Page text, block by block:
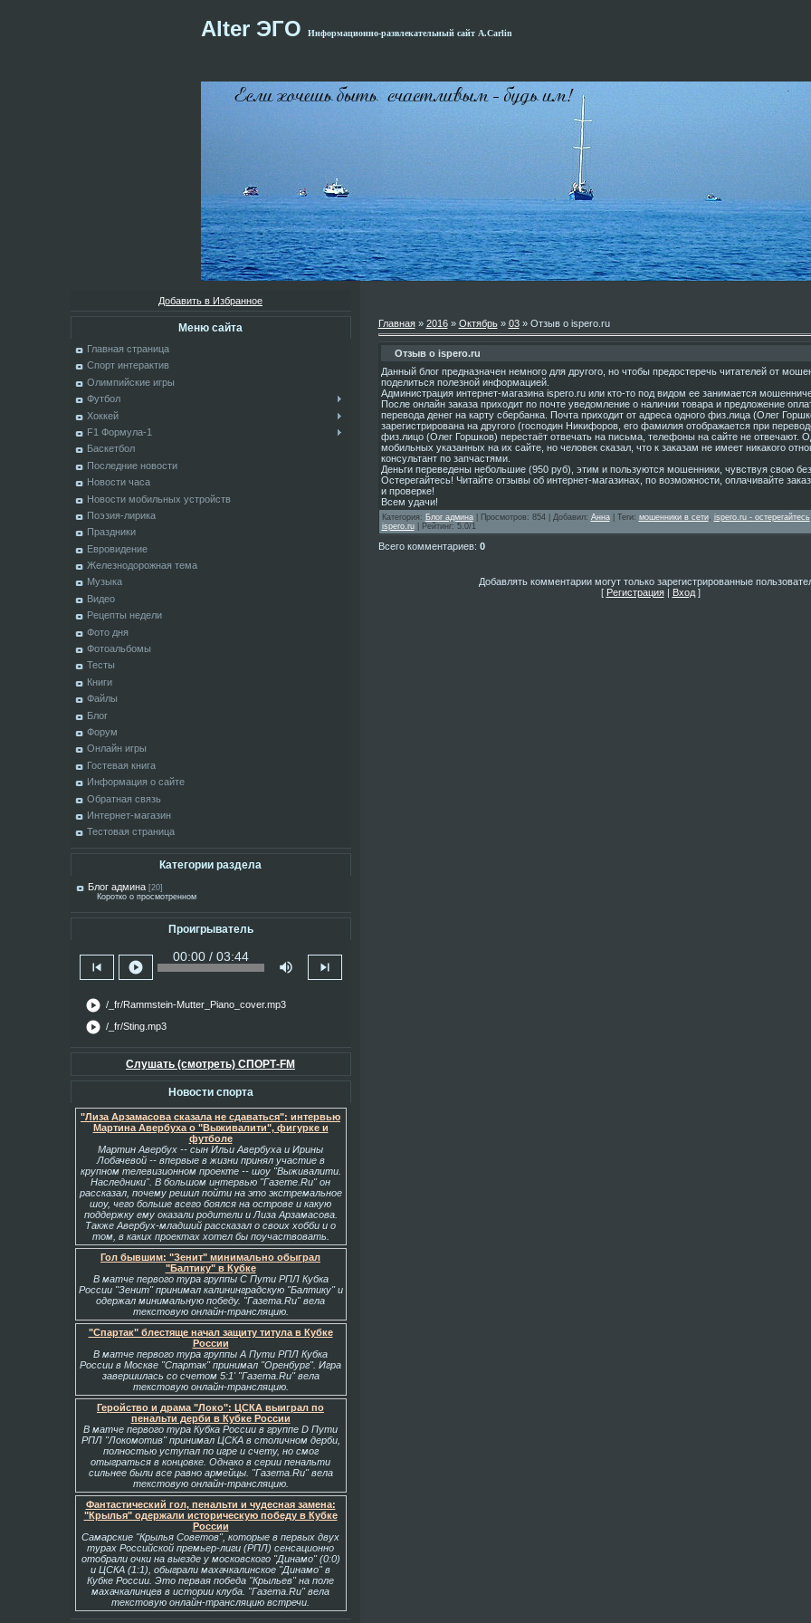
Alter ЭГО Информационно-развлекательный сайт А.Carlin
Добавить в Избранное
Меню сайта
Главная страница
Спорт интерактив
Олимпийские игры
Футбол
Хоккей
F1 Формула-1
Баскетбол
Последние новости
Новости часа
Новости мобильных устройств
Поэзия-лирика
Праздники
Евровидение
Железнодорожная тема
Музыка
Видео
Рецепты недели
Фото дня
Фотоальбомы
Тесты
Книги
Файлы
Блог
Форум
Онлайн игры
Гостевая книга
Информация о сайте
Обратная связь
Интернет-магазин
Тестовая страница
Категории раздела
Блог админа [20]
Коротко о просмотренном
Проигрыватель
skip_previous play_circle
00:00 / 03:44
volume_up skip_next
play_circle /_fr/Rammstein-Mutter_Piano_cover.mp3
play_circle /_fr/Sting.mp3
Слушать (смотреть) СПОРТ-FM
Новости спорта
"Лиза Арзамасова сказала не сдаваться": интервью
Мартина Авербуха о "Выживалити", фигурке и
футболе
Мартин Авербух -- сын Ильи Авербуха и Ирины
Лобачевой -- впервые в жизни принял участие в
крупном телевизионном проекте -- шоу "Выживалити.
Наследники". В большом интервью "Газете.Ru" он
рассказал, почему решил пойти на это экстремальное
шоу, чего больше всего боялся на острове и какую
поддержку ему оказали родители и Лиза Арзамасова.
Также Авербух-младший рассказал о своих хобби и о
том, в каких проектах хотел бы поучаствовать.
Гол бывшим: "Зенит" минимально обыграл
"Балтику" в Кубке
В матче первого тура группы С Пути РПЛ Кубка
России "Зенит" принимал калининградскую "Балтику" и
одержал минимальную победу. "Газета.Ru" вела
текстовую онлайн-трансляцию.
"Спартак" блестяще начал защиту титула в Кубке
России
В матче первого тура группы А Пути РПЛ Кубка
России в Москве "Спартак" принимал "Оренбург". Игра
завершилась со счетом 5:1' "Газета.Ru" вела
текстовую онлайн-трансляцию.
Геройство и драма "Локо": ЦСКА выиграл по
пенальти дерби в Кубке России
В матче первого тура Кубка России в группе D Пути
РПЛ "Локомотив" принимал ЦСКА в столичном дерби,
полностью уступал по игре и счету, но смог
отыграться в концовке. Однако в серии пенальти
сильнее были все равно армейцы. "Газета.Ru" вела
текстовую онлайн-трансляцию.
Фантастический гол, пенальти и чудесная замена:
"Крылья" одержали историческую победу в Кубке
России
Самарские "Крылья Советов", которые в первых двух
турах Российской премьер-лиги (РПЛ) сенсационно
отобрали очки на выезде у московского "Динамо" (0:0)
и ЦСКА (1:1), обыграли махачкалинское "Динамо" в
Кубке России. Это первая победа "Крыльев" на поле
махачкалинцев в истории клуба. "Газета.Ru" вела
текстовую онлайн-трансляцию встречи.
Главная» 2016 » Октябрь » 03» Отзыв о ispero.ru
Отзыв о ispero.ru
Данный блог предназначен немного для другого, но чтобы предостеречь читателей от
поделиться полезной информацией.
Администрация интернет-магазина ispero.ru или кто-то под видом ее занимается
После онлайн заказа приходит по почте уведомление о наличии товара и предложение
перевода денег на карту сбербанка. Почта приходит от адреса одного физ.лица (Олег
зарегистрирована на другого (господин Никифоров, его фамилия отображается при
физ.лицо (Олег Горшков) перестаёт отвечать на письма, телефоны на сайте не отвечают.
мобильных указанных на их сайте, но человек сказал, что к заказам не имеет никакого
консультант по запчастями.
Деньги переведены небольшие (950 руб), этим и пользуются мошенники, чувствуя свою
Остерегайтесь! Читайте отзывы об интернет-магазинах, по возможности, оплачивайте
и проверке!
Всем удачи!
Категория : Блог админа| Просмотров: 854 | Добавил: Анна| Теги: мошенники в сети, ispero.ru - остерегайтесь,
ispero.ru| Рейтинг: 5.0/1
Всего комментариев: 0
Добавлять комментарии могут только зарегистрированные
[ Регистрация| Вход]